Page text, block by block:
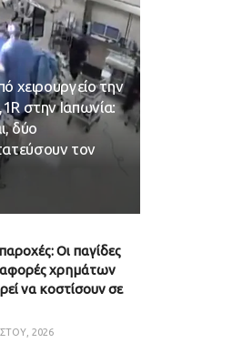
χειρουργείο την
στην Ιαπωνία:
δύο
τον
Οι παγίδες
χρημάτων
να κοστίσουν σε
2026